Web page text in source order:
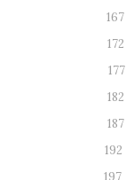
167
172
177
182
187
192